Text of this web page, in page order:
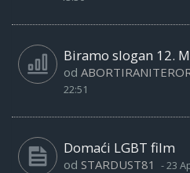
Biramo slogan 12.
od
22:51
Domaći LGBT film
od STARDUST81 -23